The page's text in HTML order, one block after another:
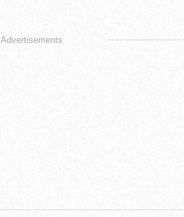
Advertisements